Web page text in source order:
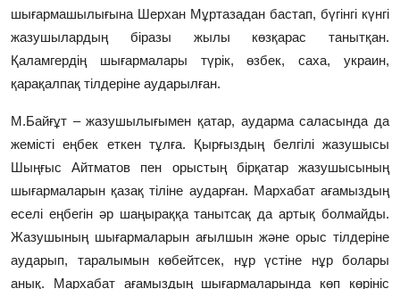
шығармашылығына Шерхан Мұртазадан бастап, бүгінгі күнгі
жазушылардың біразы жылы көзқарас танытқан.
Қаламгердің шығармалары түрік, өзбек, саха, украин,
қарақалпақ тілдеріне аударылған.
М.Байғұт – жазушылығымен қатар, аударма саласында да
жемісті еңбек еткен тұлға. Қырғыздың белгілі жазушысы
Шыңғыс Айтматов пен орыстың бірқатар жазушысының
шығармаларын қазақ тіліне аударған. Мархабат ағамыздың
еселі еңбегін әр шаңыраққа танытсақ да артық болмайды.
Жазушының шығармаларын ағылшын және орыс тілдеріне
аударып, таралымын көбейтсек, нұр үстіне нұр болары
анық. Мархабат ағамыздың шығармаларында көп көрініс